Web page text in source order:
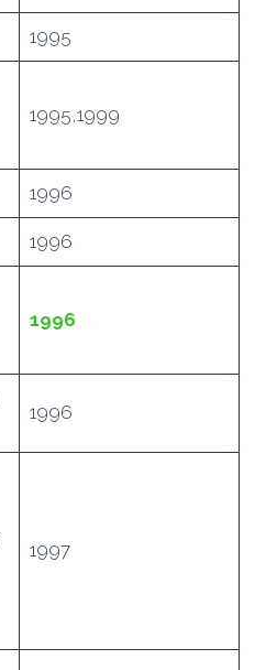
1995
1995,1999
1996
1996
1996
1996
1997